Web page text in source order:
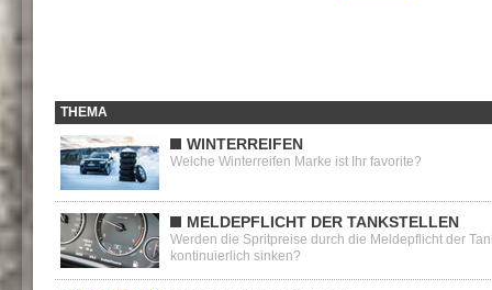
THEMA
WINTERREIFEN
Welche Winterreifen Marke ist Ihr favorite?
MELDEPFLICHT DER TANKSTELLEN
Werden die Spritpreise durch die Meldepflicht der
kontinuierlich sinken?